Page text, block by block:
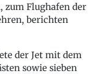
zum Flughafen der
berichten
der Jet mit dem
sowie sieben